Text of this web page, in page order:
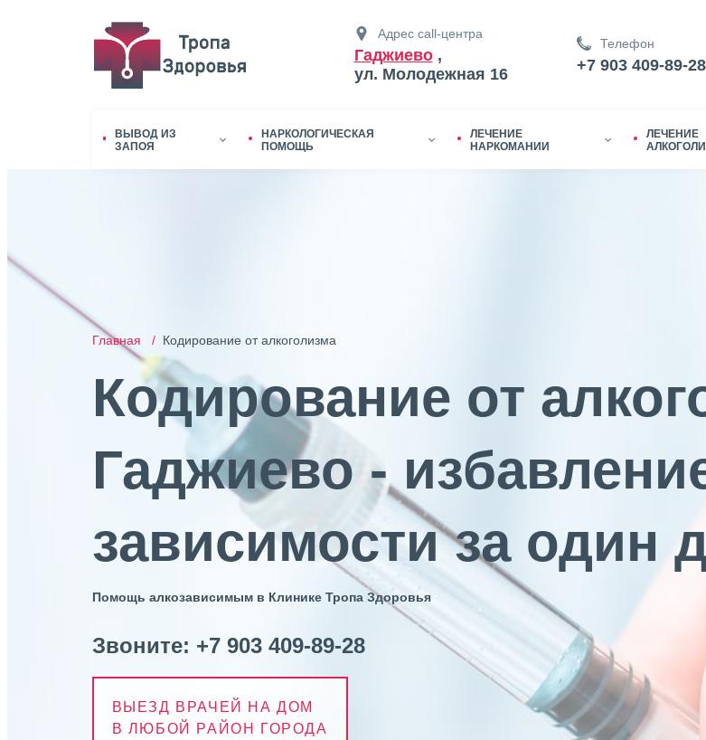
Адрес call-центра
Гаджиево,
ул. Молодежная 16
Телефон
+7 903 409-89-28
ВЫВОД ИЗ
ЗАПОЯ
НАРКОЛОГИЧЕСКАЯ
ПОМОЩЬ
ЛЕЧЕНИЕ
НАРКОМАНИИ
ЛЕЧЕНИЕ
Главная / Кодирование от алкоголизма
Кодирование от
Гаджиево -
зависимости за один
Помощь алкозависимым в Клинике Тропа Здоровья
Звоните: +7 903 409-89-28
ВЫЕЗД ВРАЧЕЙ НА ДОМ
В ЛЮБОЙ РАЙОН ГОРОДА